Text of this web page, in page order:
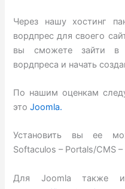
Через нашу хостинг
вордпрес для своего
вы сможете зайти в
вордпреса и начать
По нашим оценкам
этоJoomla.
Установить вы ее
Softaculos – Portals/CMS
Для Joomla также